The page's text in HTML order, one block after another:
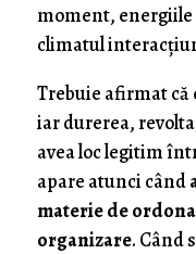
moment, energiile
climatul
Trebuie afirmat că
iar durerea,
avea loc legitim
apare atunci când
materie de
organizare. Când